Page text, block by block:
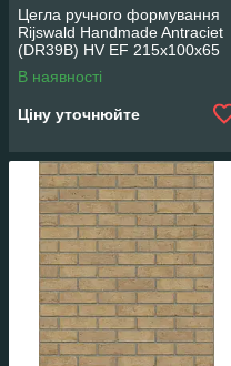
Цегла ручного формування
Rijswald Handmade Antraciet
(DR39B) HV EF 215x100x65
В наявності
Ціну уточнюйте